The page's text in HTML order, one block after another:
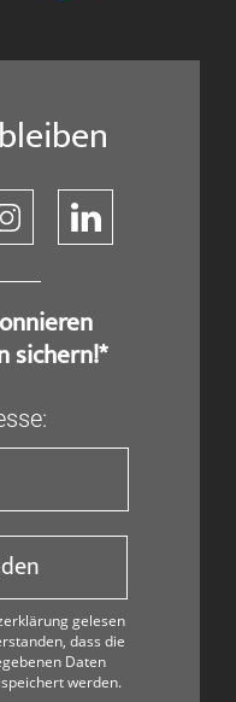
sichern!*
gelesen
dass die
Daten
werden.